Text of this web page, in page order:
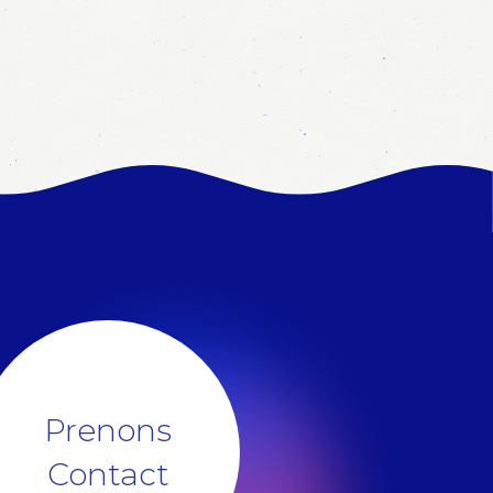
Prenons
Contact